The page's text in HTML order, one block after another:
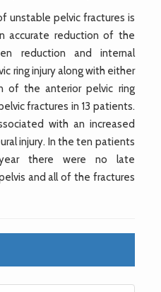
unstable pelvic fractures is
accurate reduction of the
reduction and internal
ring injury along with either
of the anterior pelvic ring
fractures in 13 patients.
with an increased
injury. In the ten patients
there were no late
and all of the fractures